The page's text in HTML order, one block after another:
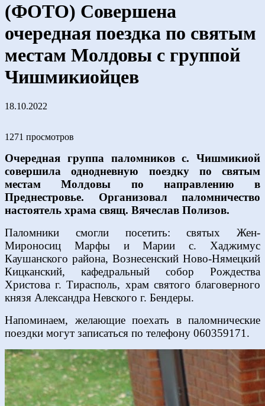
(ФОТО) Совершена
очередная поездка по святым
местам Молдовы с группой
Чишмикиойцев
18.10.2022
1271 просмотров
Очередная группа паломников с. Чишмикиой
совершила однодневную поездку по святым
местам Молдовы по направлению в
Преднестровье. Организовал паломничество
настоятель храма свящ. Вячеслав Полизов.
Паломники смогли посетить: святых Жен-
Мироносиц Марфы и Марии с. Хаджимус
Каушанского района, Вознесенский Ново-Нямецкий
Кицканский, кафедральный собор Рождества
Христова г. Тирасполь, храм святого благоверного
князя Александра Невского г. Бендеры.
Напоминаем, желающие поехать в паломнические
поездки могут записаться по телефону 060359171.